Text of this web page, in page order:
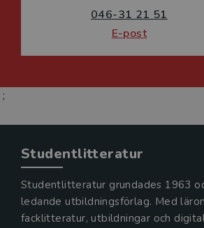
046-31 21 51
E-post
;
Studentlitteratur
Studentlitteratur grundades 1963
ledande utbildningsförlag. Med
facklitteratur, utbildningar och